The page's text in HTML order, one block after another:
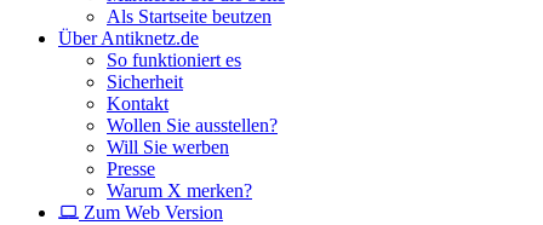
Als Startseite beutzen
Über Antiknetz.de
So funktioniert es
Sicherheit
Kontakt
Wollen Sie ausstellen?
Will Sie werben
Presse
Warum X merken?
Zum Web Version